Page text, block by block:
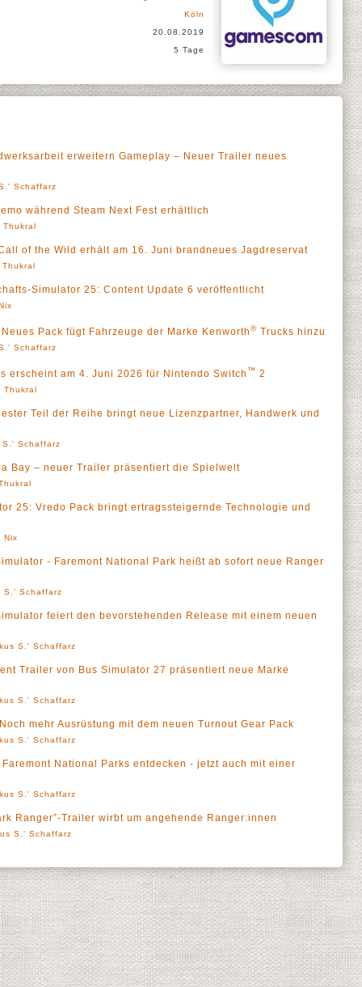
Köln
20.08.2019
5 Tage
erweitern Gameplay – Neuer Trailer neues
Schaffarz
während Steam Next Fest erhältlich
Thukral
of the Wild erhält am 16. Juni brandneues Jagdreservat
Simulator 25: Content Update 6 veröffentlicht
Pack fügt Fahrzeuge der Marke Kenworth® Trucks hinzu
Schaffarz
erscheint am 4. Juni 2026 für Nintendo Switch ™ 2
Thukral
Teil der Reihe bringt neue Lizenzpartner, Handwerk und
S.' Schaffarz
Bay – neuer Trailer präsentiert die Spielwelt
25: Vredo Pack bringt ertragssteigernde Technologie und
Nix
- Faremont National Park heißt ab sofort neue Ranger
S.' Schaffarz
feiert den bevorstehenden Release mit einem neuen
S.' Schaffarz
Trailer von Bus Simulator 27 präsentiert neue Marke
S.' Schaffarz
mehr Ausrüstung mit dem neuen Turnout Gear Pack
S.' Schaffarz
National Parks entdecken - jetzt auch mit einer
S.' Schaffarz
Ranger”-Trailer wirbt um angehende Ranger:innen
S.' Schaffarz